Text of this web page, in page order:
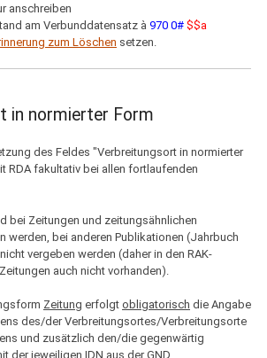
anschreiben
am Verbunddatensatz à 970 0# $$a
zum Löschen setzen.
in normierter Form
des Feldes "Verbreitungsort in normierter
RDA fakultativ bei allen fortlaufenden
bei Zeitungen und zeitungsähnlichen
werden, bei anderen Publikationen (Jahrbuch
vergeben werden (daher in den RAK-
auch nicht vorhanden).
Zeitung erfolgt obligatorisch die Angabe
des/der Verbreitungsortes/Verbreitungsorte
und zusätzlich den/die gegenwärtig
der jeweiligen IDN aus der GND.